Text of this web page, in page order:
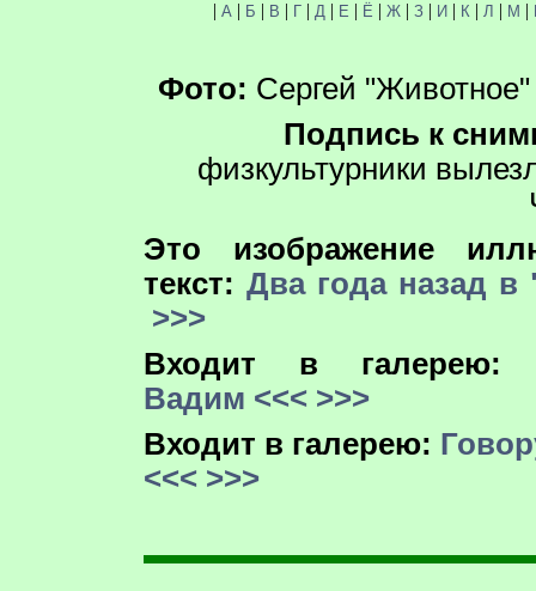
| А | Б | В | Г| Д | Е | Ё | Ж| З| И| К | Л | М |
Фото: Сергей
Подпись к
физкультурники
Это изображение
текст: Два года назад в
>>>
Входит в
Вадим <<< >>>
Входит в галерею:
<<< >>>